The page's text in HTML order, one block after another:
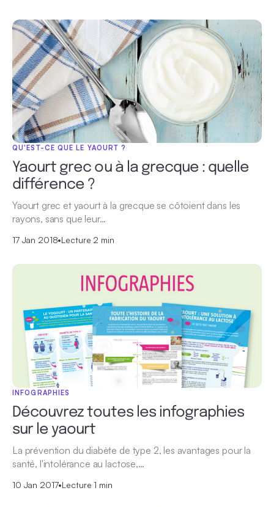
QU'EST-CE QUE LE YAOURT ?
Yaourt grec ou à la grecque : quelle
différence ?
Yaourt grec et yaourt à la grecque se côtoient dans les
rayons, sans que leur…
17 Jan 2018•Lecture 2 min
INFOGRAPHIES
Découvrez toutes les infographies
sur le yaourt
La prévention du diabète de type 2, les avantages pour la
santé, l'intolérance au lactose,…
10 Jan 2017•Lecture 1 min